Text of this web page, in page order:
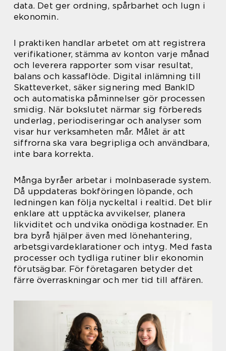
data. Det ger ordning, spårbarhet och lugn i
ekonomin.
I praktiken handlar arbetet om att registrera
verifikationer, stämma av konton varje månad
och leverera rapporter som visar resultat,
balans och kassaflöde. Digital inlämning till
Skatteverket, säker signering med BankID
och automatiska påminnelser gör processen
smidig. När bokslutet närmar sig förbereds
underlag, periodiseringar och analyser som
visar hur verksamheten mår. Målet är att
siffrorna ska vara begripliga och användbara,
inte bara korrekta.
Många byråer arbetar i molnbaserade system.
Då uppdateras bokföringen löpande, och
ledningen kan följa nyckeltal i realtid. Det blir
enklare att upptäcka avvikelser, planera
likviditet och undvika onödiga kostnader. En
bra byrå hjälper även med lönehantering,
arbetsgivardeklarationer och intyg. Med fasta
processer och tydliga rutiner blir ekonomin
förutsägbar. För företagaren betyder det
färre överraskningar och mer tid till affären.